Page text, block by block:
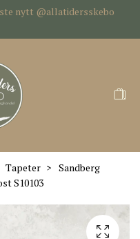
nytt @allatidersskebo
Tapeter
Sandberg
S10103